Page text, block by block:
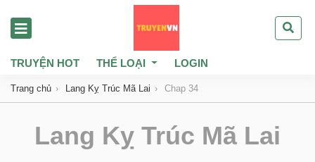
TRUYỆN HOT THỂ LOẠI LOGIN
Trang chủ Lang Kỵ Trúc Mã Lai Chap 34
Lang Kỵ Trúc Mã Lai